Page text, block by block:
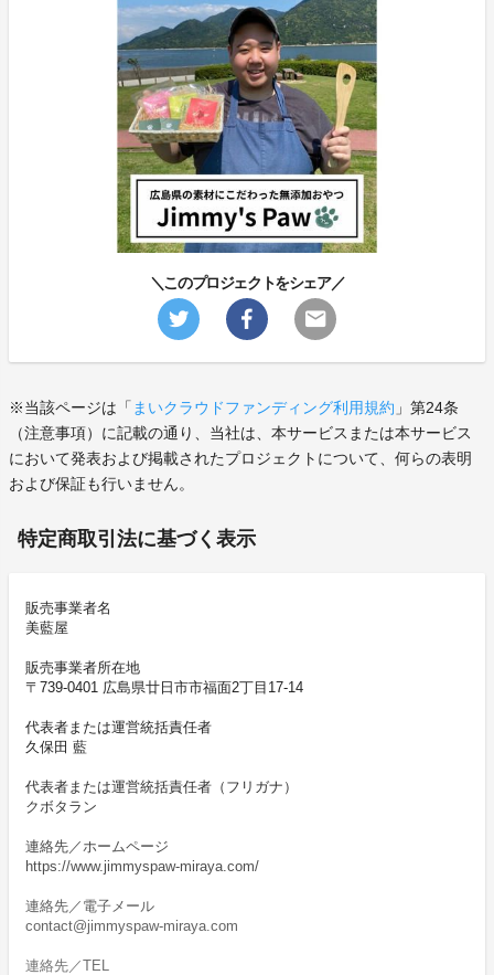
＼このプロジェクトをシェア／
※当該ページは「 まいクラウドファンディング利用規約 」第24条
（注意事項）に記載の通り、当社は、本サービスまたは本サービス
において発表および掲載されたプロジェクトについて、何らの表明
および保証も行いません。
特定商取引法に基づく表示
販売事業者名
美藍屋
販売事業者所在地
〒739-0401 広島県廿日市市福面2丁目17-14
代表者または運営統括責任者
久保田 藍
代表者または運営統括責任者（フリガナ）
クボタラン
連絡先／ホームページ
https://www.jimmyspaw-miraya.com/
連絡先／電子メール
contact@jimmyspaw-miraya.com
連絡先／TEL